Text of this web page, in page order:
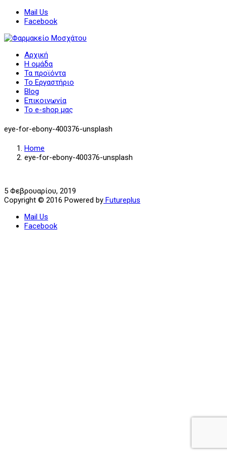
Mail Us
Facebook
Αρχική
Η ομάδα
Τα προϊόντα
Το Εργαστήριο
Blog
Επικοινωνία
Το e-shop μας
eye-for-ebony-400376-unsplash
Home
eye-for-ebony-400376-unsplash
5 Φεβρουαρίου, 2019
Copyright © 2016 Powered by Futureplus
Mail Us
Facebook